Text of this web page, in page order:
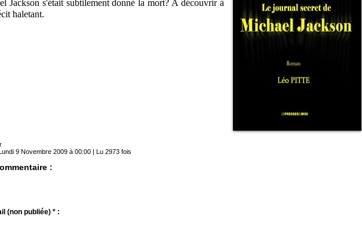
Jackson s'était subtilement donné la mort? A découvrir à
haletant.
9 Novembre 2009 à 00:00 | Lu 2973 fois
:
(non publiée) * :